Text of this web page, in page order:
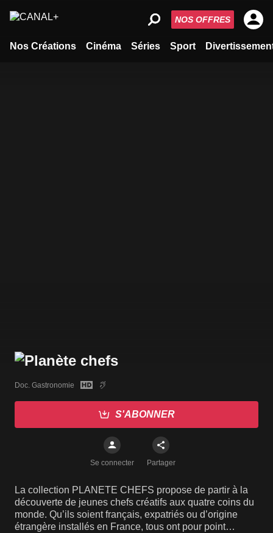
Nos Créations Cinéma Séries Sport
NOS OFFRES
Doc. Gastronomie
S'ABONNER
Se connecter Partager
La collection PLANETE CHEFS propose de partir à la
découverte de jeunes chefs créatifs aux quatre coins du
monde. Qu’ils soient français, expatriés ou d’origine
étrangère installés en France, tous ont pour point